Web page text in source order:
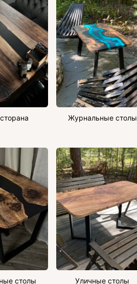
Журнальные столы
столы Уличные столы